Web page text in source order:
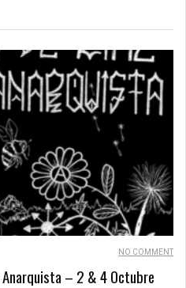
NO COMMENT
– 2 & 4 Octubre